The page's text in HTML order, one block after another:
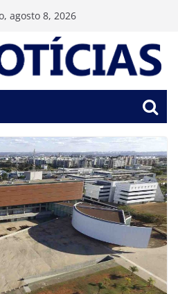
agosto 8, 2026